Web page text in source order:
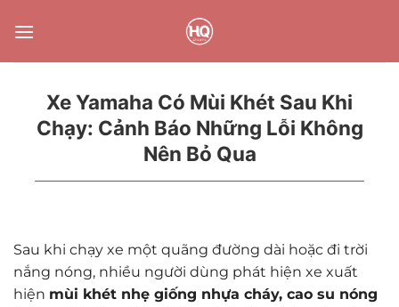
qua
Xe Yamaha Có Mùi Khét Sau Khi
Chạy: Cảnh Báo Những Lỗi Không
Nên Bỏ Qua
Sau khi chạy xe một quãng đường dài hoặc đi trời
nắng nóng, nhiều người dùng phát hiện xe xuất
hiện mùi khét nhẹ giống nhựa cháy, cao su nóng